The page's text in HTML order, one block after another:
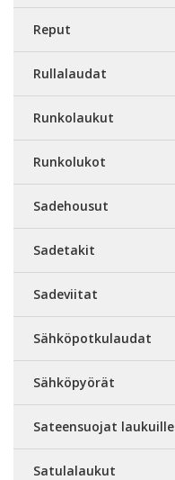
Reput
Rullalaudat
Runkolaukut
Runkolukot
Sadehousut
Sadetakit
Sadeviitat
Sähköpotkulaudat
Sähköpyörät
Sateensuojat laukuille
Satulalaukut